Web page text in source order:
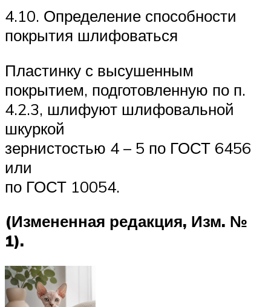
4.10. Определение способности
покрытия шлифоваться
Пластинку с высушенным
покрытием, подготовленную по п.
4.2.3, шлифуют шлифовальной
шкуркой
зернистостью 4 – 5 по ГОСТ 6456
или
по ГОСТ 10054.
(Измененная редакция, Изм. №
1).